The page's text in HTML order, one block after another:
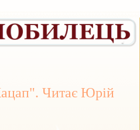
Читає Юрій